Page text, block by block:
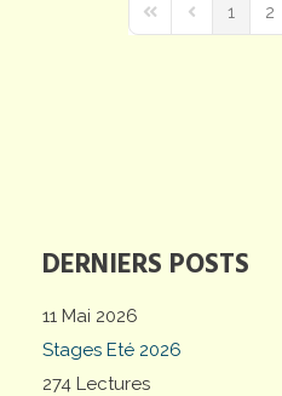
DERNIERS POSTS
11 Mai 2026
Stages Eté 2026
274 Lectures
First PagePrevious Page
1 2